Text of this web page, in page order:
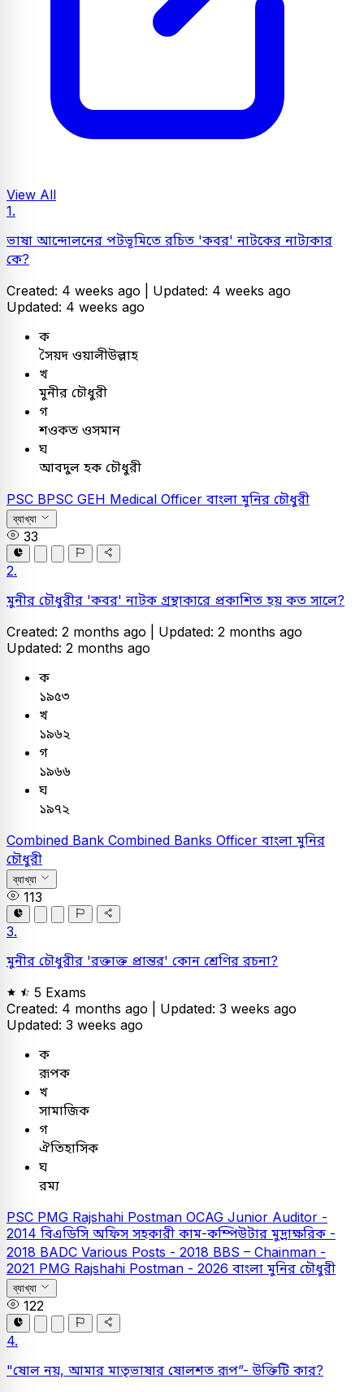
View All
1.
ভাষা আন্দোলনের পটভূমিতে রচিত 'কবর' নাটকের নাট্যকার
কে?
Created: 4 weeks ago | Updated: 4 weeks ago
Updated: 4 weeks ago
ক
সৈয়দ ওয়ালীউল্লাহ
খ
মুনীর চৌধুরী
গ
শওকত ওসমান
ঘ
আবদুল হক চৌধুরী
PSC BPSC GEH Medical Officer বাংলা মুনির চৌধুরী
ব্যাখ্যা
33
2.
মুনীর চৌধুরীর 'কবর' নাটক গ্রন্থাকারে প্রকাশিত হয় কত সালে?
Created: 2 months ago | Updated: 2 months ago
Updated: 2 months ago
ক
১৯৫৩
খ
১৯৬২
গ
১৯৬৬
ঘ
১৯৭২
Combined Bank Combined Banks Officer বাংলা মুনির
চৌধুরী
ব্যাখ্যা
113
3.
মুনীর চৌধুরীর 'রক্তাক্ত প্রান্তর' কোন শ্রেণির রচনা?
5 Exams
Created: 4 months ago | Updated: 3 weeks ago
Updated: 3 weeks ago
ক
রূপক
খ
সামাজিক
গ
ঐতিহাসিক
ঘ
রম্য
PSC PMG Rajshahi Postman OCAG Junior Auditor -
2014 বিএডিসি অফিস সহকারী কাম-কম্পিউটার মুদ্রাক্ষরিক -
2018 BADC Various Posts - 2018 BBS – Chainman -
2021 PMG Rajshahi Postman - 2026 বাংলা মুনির চৌধুরী
ব্যাখ্যা
122
4.
"ষোল নয়, আমার মাতৃভাষার ষোলশত রূপ”- উক্তিটি কার?